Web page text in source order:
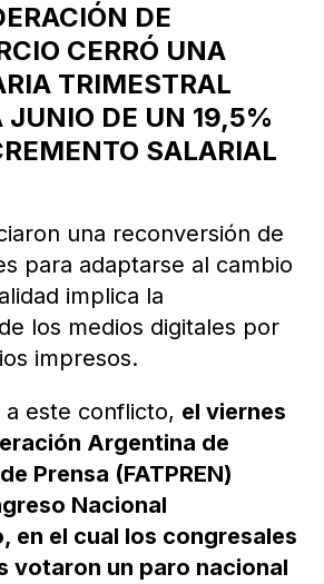
DE
CERRÓ UNA
TRIMESTRAL
JUNIO DE UN 19,5%
SALARIAL
una reconversión de
para adaptarse al cambio
implica la
los medios digitales por
impresos.
a este conflicto, el viernes
Argentina de
Prensa (FATPREN)
Nacional
en el cual los congresales
votaron un paro nacional